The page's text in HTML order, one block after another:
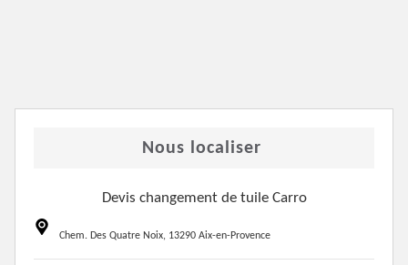
Nous localiser
Devis changement de tuile Carro
Chem. Des Quatre Noix, 13290 Aix-en-Provence